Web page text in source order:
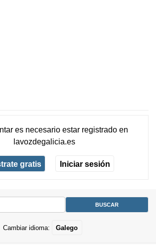
es necesario estar registradoen
lavozdegalicia.es
gratis Iniciar sesión
Cambiar idioma: Galego